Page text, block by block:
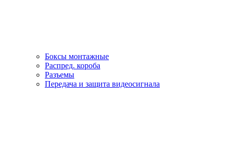
Боксы монтажные
Распред. короба
Разъемы
Передача и защита видеосигнала